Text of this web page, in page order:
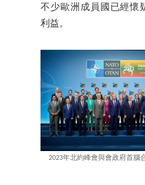
不少歐洲成員國已經懷
利益。
2023年北約峰會與會政府首腦